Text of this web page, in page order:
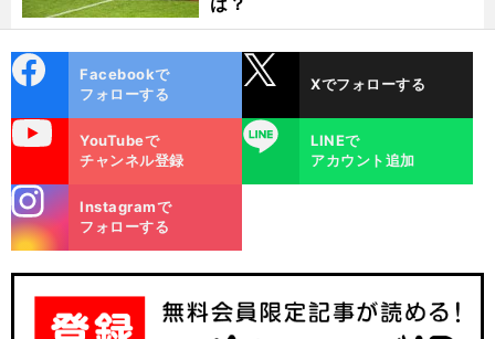
ok
Facebookで
フォローする
Xでフォローする
YouTubeで
チャンネル登録
LINE
LINEで
アカウント追加
m
Instagramで
フォローする